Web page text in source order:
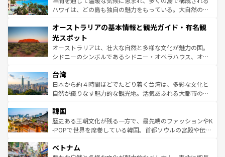
西部には大自然が広がり、グランドキャニオンやイエロー
部のニューオーリンズでは、音楽と美食が融合した独特の
文化が魅力。旅行者はアメリカの各地域で異なる魅力を楽
しみながら、その多様性と豊かな歴史を感じることができ
るだろう。車でのロードトリップや列車の旅も、アメリカ
情報は
ハワイは、どの島も独自の魅力をもっている。大自然の神
ワイ島は見逃せない。また、定番の観光地といえばオアフ
島だが、静かな自然を求めるならマウイ島やカウアイ島が
おすすめ。エメラルドグリーンに輝く海をはじめ、豊かな
文化や歴史が息づいている。「アロハスピリット」と呼ば
人々、おいしいローカルフードやハワイアンミュージッ
ク、伝統的なフラダンスなど、すべてがハワイの魅力を彩
っている。訪れるたびに新しい発見と感動が待っているハ
はコンテンツ一覧
オーストラリアの基本情報と観光ガイド・有名観
光スポット
オーストラリアは、壮大な自然と多様な文化が魅力の国。
シドニーのシンボルであるシドニー・オペラハウス、オー
リアリーフや大陸中央部にそびえるウルル（エアーズロッ
ク）、タスマニアの美しい原生林やケアンズの熱帯雨林な
ど、見どころがたくさん。また、カフェやワイン、オージ
いる。アクティビティも充実しており、サーフィンやダイ
ビング、ハイキングなど、アウトドア好きにはたまらな
い。オーストラリアの多彩な魅力を存分に味わいつくそ
参照してほしい。
台湾
日本から約４時間ほどでたどり着く台湾は、多彩な文化と
自然が織りなす魅力的な観光地。活気あふれる大都市の台
ン）、静ひつな山岳地帯である台湾東部など、都市の喧騒
と山間の静けさが共存しており、訪れる人に新しい発見と
驚きをもたらしてくれる。また、奥深い台湾の食文化も魅
容にもいいと評判のスイーツなど、バラエティ豊かな料理
韓国
歴史ある王朝文化が残る一方で、最先端のファッションやK
-POPで世界を席巻している韓国。首都ソウルの宮殿や伝統
き、地方に足を延ばせば四季折々の自然美を楽しむことが
ベトナム